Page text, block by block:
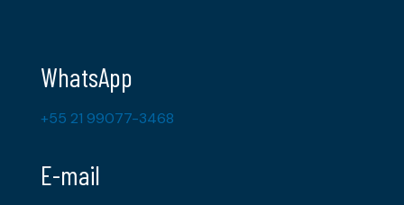
WhatsApp
+55 21 99077-3468
E-mail